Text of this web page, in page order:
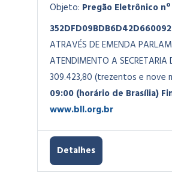
Objeto: Pregão Eletrônico
ATRAVÉS DE EMENDA
ATENDIMENTO A
309.423,80 (trezentos e
09:00 (horário de Brasília)
www.bll.org.br
Detalhes